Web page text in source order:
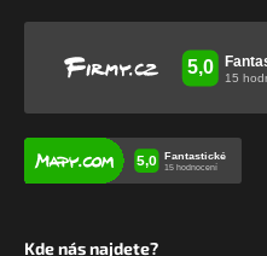
Kde nás najdete?